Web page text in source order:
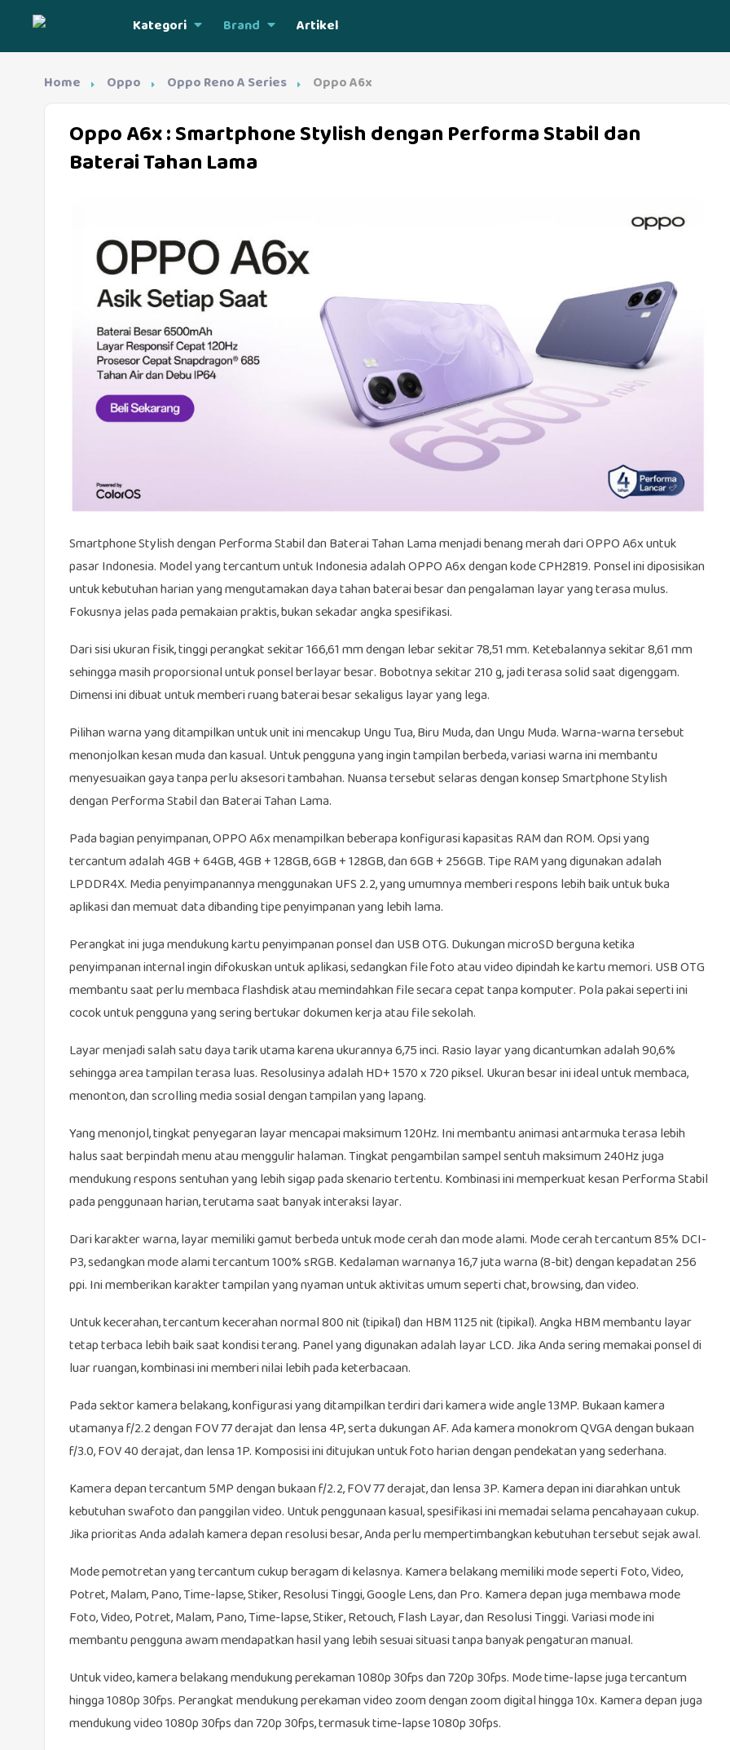
Kategori Brand Artikel
Home Oppo Oppo Reno A Series Oppo A6x
Oppo A6x: Smartphone Stylish dengan Performa Stabil dan
Baterai Tahan Lama
Smartphone Stylish dengan Performa Stabil dan Baterai Tahan Lama menjadi benang merah dari OPPO A6x untuk
pasar Indonesia. Model yang tercantum untuk Indonesia adalah OPPO A6x dengan kode CPH2819. Ponsel ini diposisikan
untuk kebutuhan harian yang mengutamakan daya tahan baterai besar dan pengalaman layar yang terasa mulus.
Fokusnya jelas pada pemakaian praktis, bukan sekadar angka spesifikasi.
Dari sisi ukuran fisik, tinggi perangkat sekitar 166,61 mm dengan lebar sekitar 78,51 mm. Ketebalannya sekitar 8,61 mm
sehingga masih proporsional untuk ponsel berlayar besar. Bobotnya sekitar 210 g, jadi terasa solid saat digenggam.
Dimensi ini dibuat untuk memberi ruang baterai besar sekaligus layar yang lega.
Pilihan warna yang ditampilkan untuk unit ini mencakup Ungu Tua, Biru Muda, dan Ungu Muda. Warna-warna tersebut
menonjolkan kesan muda dan kasual. Untuk pengguna yang ingin tampilan berbeda, variasi warna ini membantu
menyesuaikan gaya tanpa perlu aksesori tambahan. Nuansa tersebut selaras dengan konsep Smartphone Stylish
dengan Performa Stabil dan Baterai Tahan Lama.
Pada bagian penyimpanan, OPPO A6x menampilkan beberapa konfigurasi kapasitas RAM dan ROM. Opsi yang
tercantum adalah 4GB + 64GB, 4GB + 128GB, 6GB + 128GB, dan 6GB + 256GB. Tipe RAM yang digunakan adalah
LPDDR4X. Media penyimpanannya menggunakan UFS 2.2, yang umumnya memberi respons lebih baik untuk buka
aplikasi dan memuat data dibanding tipe penyimpanan yang lebih lama.
Perangkat ini juga mendukung kartu penyimpanan ponsel dan USB OTG. Dukungan microSD berguna ketika
penyimpanan internal ingin difokuskan untuk aplikasi, sedangkan file foto atau video dipindah ke kartu memori. USB OTG
membantu saat perlu membaca flashdisk atau memindahkan file secara cepat tanpa komputer. Pola pakai seperti ini
cocok untuk pengguna yang sering bertukar dokumen kerja atau file sekolah.
Layar menjadi salah satu daya tarik utama karena ukurannya 6,75 inci. Rasio layar yang dicantumkan adalah 90,6%
sehingga area tampilan terasa luas. Resolusinya adalah HD+ 1570 x 720 piksel. Ukuran besar ini ideal untuk membaca,
menonton, dan scrolling media sosial dengan tampilan yang lapang.
Yang menonjol, tingkat penyegaran layar mencapai maksimum 120Hz. Ini membantu animasi antarmuka terasa lebih
halus saat berpindah menu atau menggulir halaman. Tingkat pengambilan sampel sentuh maksimum 240Hz juga
mendukung respons sentuhan yang lebih sigap pada skenario tertentu. Kombinasi ini memperkuat kesan Performa Stabil
pada penggunaan harian, terutama saat banyak interaksi layar.
Dari karakter warna, layar memiliki gamut berbeda untuk mode cerah dan mode alami. Mode cerah tercantum 85% DCI-
P3, sedangkan mode alami tercantum 100% sRGB. Kedalaman warnanya 16,7 juta warna (8-bit) dengan kepadatan 256
ppi. Ini memberikan karakter tampilan yang nyaman untuk aktivitas umum seperti chat, browsing, dan video.
Untuk kecerahan, tercantum kecerahan normal 800 nit (tipikal) dan HBM 1125 nit (tipikal). Angka HBM membantu layar
tetap terbaca lebih baik saat kondisi terang. Panel yang digunakan adalah layar LCD. Jika Anda sering memakai ponsel di
luar ruangan, kombinasi ini memberi nilai lebih pada keterbacaan.
Pada sektor kamera belakang, konfigurasi yang ditampilkan terdiri dari kamera wide angle 13MP. Bukaan kamera
utamanya f/2.2 dengan FOV 77 derajat dan lensa 4P, serta dukungan AF. Ada kamera monokrom QVGA dengan bukaan
f/3.0, FOV 40 derajat, dan lensa 1P. Komposisi ini ditujukan untuk foto harian dengan pendekatan yang sederhana.
Kamera depan tercantum 5MP dengan bukaan f/2.2, FOV 77 derajat, dan lensa 3P. Kamera depan ini diarahkan untuk
kebutuhan swafoto dan panggilan video. Untuk penggunaan kasual, spesifikasi ini memadai selama pencahayaan cukup.
Jika prioritas Anda adalah kamera depan resolusi besar, Anda perlu mempertimbangkan kebutuhan tersebut sejak awal.
Mode pemotretan yang tercantum cukup beragam di kelasnya. Kamera belakang memiliki mode seperti Foto, Video,
Potret, Malam, Pano, Time-lapse, Stiker, Resolusi Tinggi, Google Lens, dan Pro. Kamera depan juga membawa mode
Foto, Video, Potret, Malam, Pano, Time-lapse, Stiker, Retouch, Flash Layar, dan Resolusi Tinggi. Variasi mode ini
membantu pengguna awam mendapatkan hasil yang lebih sesuai situasi tanpa banyak pengaturan manual.
Untuk video, kamera belakang mendukung perekaman 1080p 30fps dan 720p 30fps. Mode time-lapse juga tercantum
hingga 1080p 30fps. Perangkat mendukung perekaman video zoom dengan zoom digital hingga 10x. Kamera depan juga
mendukung video 1080p 30fps dan 720p 30fps, termasuk time-lapse 1080p 30fps.